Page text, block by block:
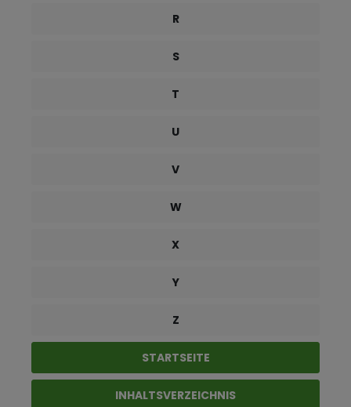
R
S
T
U
V
W
X
Y
Z
STARTSEITE
INHALTSVERZEICHNIS